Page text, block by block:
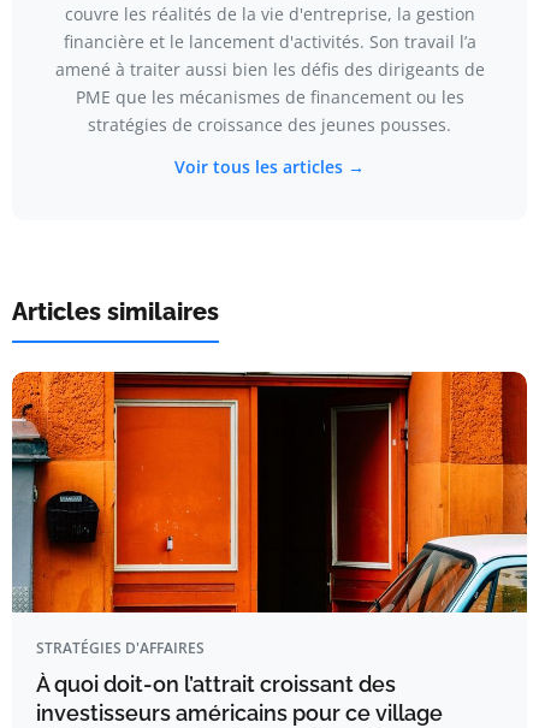
couvre les réalités de la vie d'entreprise, la gestion
financière et le lancement d'activités. Son travail l’a
amené à traiter aussi bien les défis des dirigeants de
PME que les mécanismes de financement ou les
stratégies de croissance des jeunes pousses.
Voir tous les articles →
Articles similaires
STRATÉGIES D'AFFAIRES
À quoi doit-on l’attrait croissant des
investisseurs américains pour ce village